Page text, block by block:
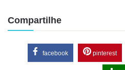
Compartilhe
facebook pinterest